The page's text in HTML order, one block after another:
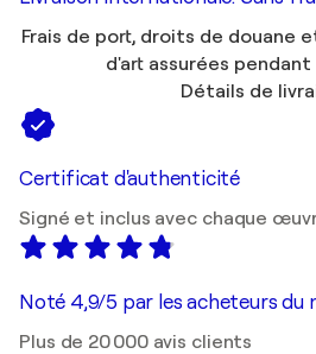
Frais de port, droits de douane
d'art assurées
Détails de
Certificat d'authenticité
Signé et inclus avec chaque
Noté 4,9/5 par les acheteurs du
Plus de 20 000 avis clients